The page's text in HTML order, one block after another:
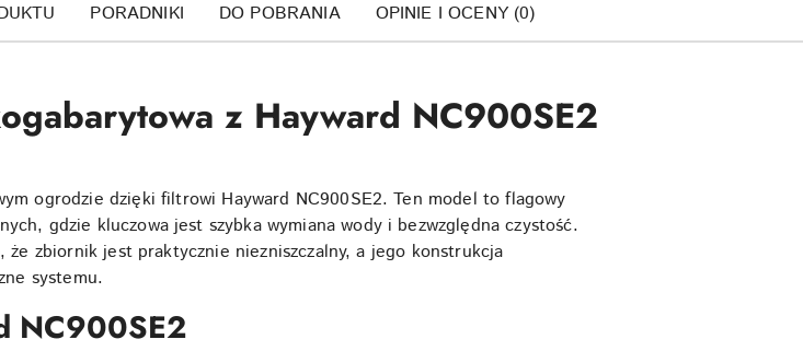
PORADNIKI DO POBRANIA OPINIE I OCENY (0)
z Hayward NC900SE2
ogrodzie dzięki filtrowi Hayward NC900SE2. Ten model to flagowy
gdzie kluczowa jest szybka wymiana wody i bezwzględna czystość.
zbiornik jest praktycznie niezniszczalny, a jego konstrukcja
systemu.
NC900SE2